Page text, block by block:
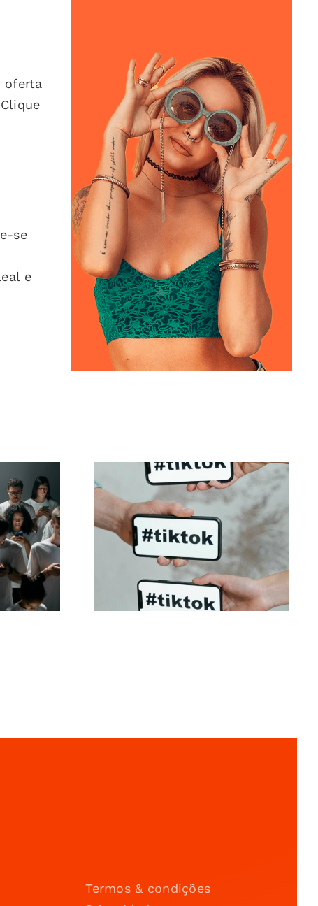
oferta
se
e
no
Melhores
configurações de
privacidade do TikTok
em 2024
Termos & condições